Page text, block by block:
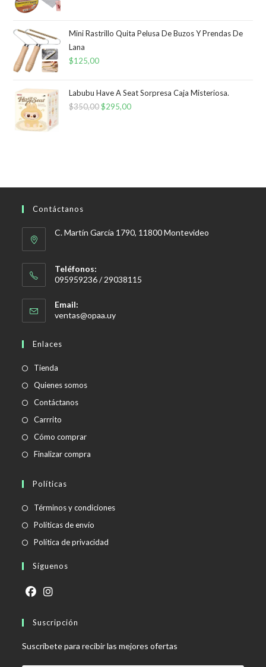
Mini Rastrillo Quita Pelusa De Buzos Y Prendas De
Lana
$125,00
Labubu Have A Seat Sorpresa Caja Misteriosa.
$350,00El
$295,00El
Contáctanos
C. Martín García 1790, 11800 Montevideo
Teléfonos:
095959236 / 29038115
Email:
ventas@opaa.uySe
Enlaces
Tienda
Quienes somos
Contáctanos
Carrrito
Cómo comprar
Finalizar compra
Políticas
Términos y condicionesSe
Políticas de envío
abre
Política de privacidad
Síguenos
abre
una
abre
una
Suscripción
Suscríbete para recibir las mejores ofertas